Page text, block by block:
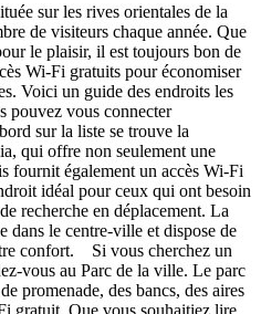
sur les rives orientales de la
de visiteurs chaque année. Que
le plaisir, il est toujours bon de
Wi-Fi gratuits pour économiser
Voici un guide des endroits les
pouvez vous connecter
sur la liste se trouve la
qui offre non seulement une
fournit également un accès Wi-Fi
idéal pour ceux qui ont besoin
recherche en déplacement. La
dans le centre-ville et dispose de
confort. Si vous cherchez un
vous au Parc de la ville. Le parc
promenade, des bancs, des aires
gratuit. Que vous souhaitiez lire